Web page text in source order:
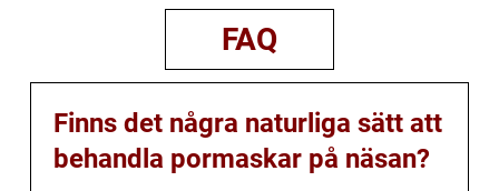
FAQ
Finns det några naturliga sätt att
behandla pormaskar på näsan?